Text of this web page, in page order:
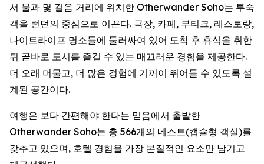
서 불과 몇 걸음 거리에 위치한 Otherwander Soho는 투숙
객을 런던의 중심으로 이끈다. 극장, 카페, 부티크, 레스토랑,
나이트라이프 명소들에 둘러싸여 있어 도착 후 휴식을 취한
뒤 곧바로 도시를 즐길 수 있는 매끄러운 경험을 제공한다.
더 오래 머물고, 더 많은 경험에 기꺼이 뛰어들 수 있도록 설
계된 공간이다.
여행은 보다 간편해야 한다는 믿음에서 출발한
Otherwander Soho는 총 566개의 네스트(캡슐형 객실)를
갖추고 있으며, 호텔 경험을 가장 본질적인 요소만 남기고